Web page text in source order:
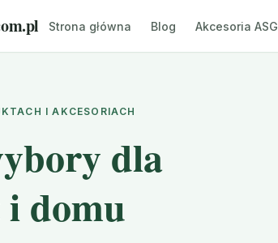
Strona główna Blog Akcesoria ASG
I AKCESORIACH
dla
domu